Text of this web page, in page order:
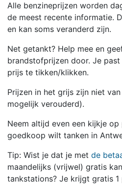
Alle benzineprijzen worden
de meest recente informatie.
en kan soms veranderd zijn.
Net getankt? Help mee en
brandstofprijzen door. Je
prijs te tikken/klikken.
Prijzen in het grijs zijn niet
mogelijk verouderd).
Neem altijd even een kijkje op
goedkoop wilt tanken in
Tip: Wist je dat je met de
maandelijks (vrijwel) gratis
tankstations? Je krijgt gratis 1